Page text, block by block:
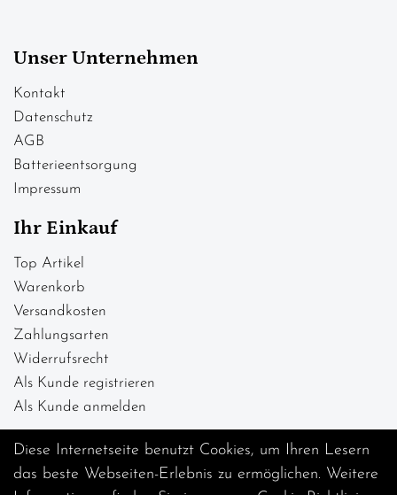
Unser Unternehmen
Kontakt
Datenschutz
AGB
Batterieentsorgung
Impressum
Ihr Einkauf
Top Artikel
Warenkorb
Versandkosten
Zahlungsarten
Widerrufsrecht
Als Kunde registrieren
Als Kunde anmelden
Diese Internetseite benutzt Cookies, um Ihren Lesern
das beste Webseiten-Erlebnis zu ermöglichen. Weitere